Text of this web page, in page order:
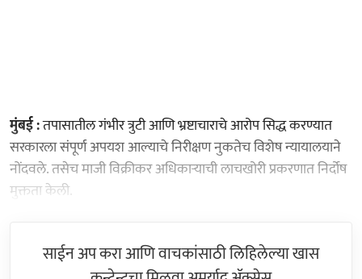
मुंबई :तपासातील गंभीर त्रुटी आणि भ्रष्टाचाराचे आरोप सिद्ध करण्यात
सरकारला संपूर्ण अपयश आल्याचे निरीक्षण नुकतेच विशेष न्यायालयाने
नोंदवले. तसेच माजी विक्रीकर अधिकाऱ्याची लाचखोरी प्रकरणात निर्दोष
मुक्तता केली.
साईन अप करा आणि वाचकांसाठी लिहिलेल्या खास